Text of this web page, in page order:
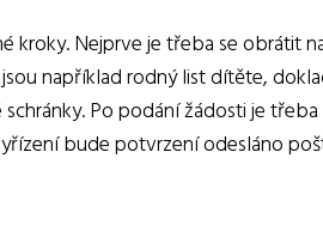
Nejprve je třeba se obrátit
například rodný list dítěte,
Po podání žádosti je
bude potvrzení odesláno